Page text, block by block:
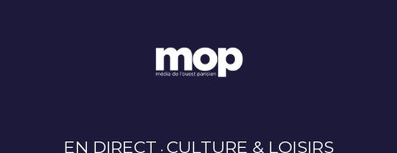
EN DIRECT CULTURE & LOISIRS